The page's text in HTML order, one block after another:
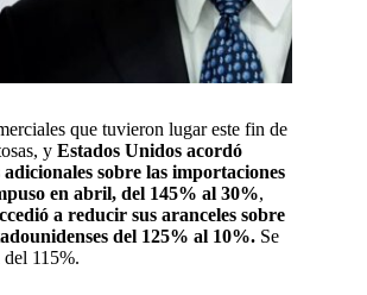
que tuvieron lugar este fin de
y Estados Unidos acordó
sobre las importaciones
en abril, del 145% al 30%,
a reducir sus aranceles sobre
del 125% al 10%. Se
115%.